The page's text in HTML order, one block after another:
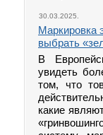
30.03.2025.
Маркировка
выбрать
В
увидеть
том, что
какие